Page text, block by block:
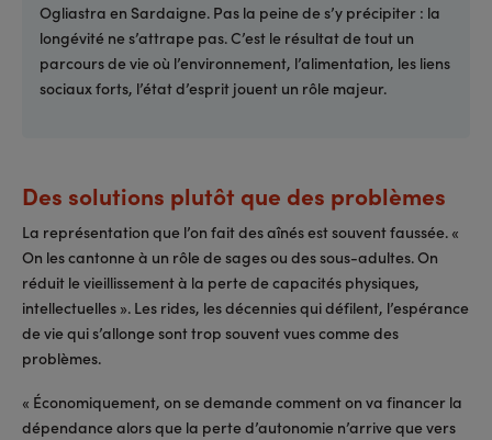
Ogliastra en Sardaigne. Pas la peine de s’y précipiter : la
longévité ne s’attrape pas. C’est le résultat de tout un
parcours de vie où l’environnement, l’alimentation, les liens
sociaux forts, l’état d’esprit jouent un rôle majeur.
Des solutions plutôt que des problèmes
La représentation que l’on fait des aînés est souvent faussée. «
On les cantonne à un rôle de sages ou des sous-adultes. On
réduit le vieillissement à la perte de capacités physiques,
intellectuelles ». Les rides, les décennies qui défilent, l’espérance
de vie qui s’allonge sont trop souvent vues comme des
problèmes.
« Économiquement, on se demande comment on va financer la
dépendance alors que la perte d’autonomie n’arrive que vers